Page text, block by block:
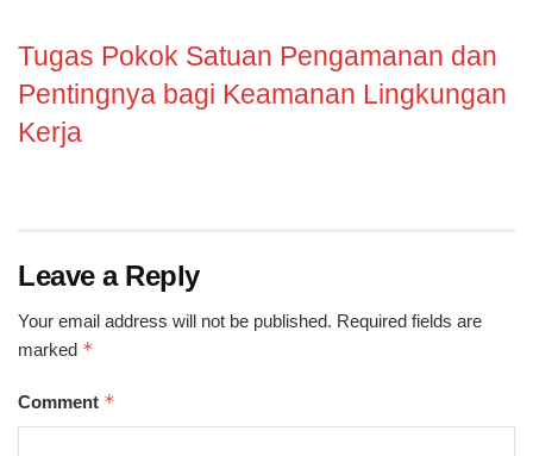
Tugas Pokok Satuan Pengamanan dan
Pentingnya bagi Keamanan Lingkungan
Kerja
Leave a Reply
Your email address will not be published. Required fields are
marked *
Comment *